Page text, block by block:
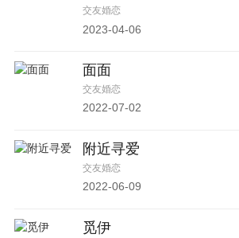
交友婚恋
2023-04-06
面面
交友婚恋
2022-07-02
附近寻爱
交友婚恋
2022-06-09
觅伊